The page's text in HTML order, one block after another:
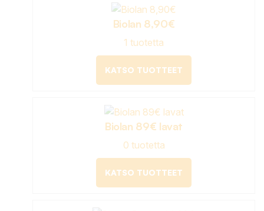
Biolan 8,90€
1 tuotetta
KATSO TUOTTEET
Biolan 89€ lavat
0 tuotetta
KATSO TUOTTEET